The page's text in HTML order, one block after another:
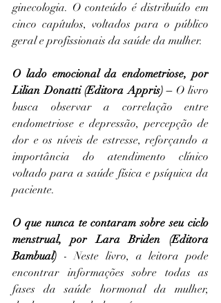
ginecologia. O conteúdo é distribuído em
cinco capítulos, voltados para o público
geral e profissionais da saúde da mulher.
O lado emocional da endometriose, por
Lilian Donatti (Editora Appris) – O livro
busca observar a correlação entre
endometriose e depressão, percepção de
dor e os níveis de estresse, reforçando a
importância do atendimento clínico
voltado para a saúde física e psíquica da
paciente.
O que nunca te contaram sobre seu ciclo
menstrual, por Lara Briden (Editora
Bambual) - Neste livro, a leitora pode
encontrar informações sobre todas as
fases da saúde hormonal da mulher,